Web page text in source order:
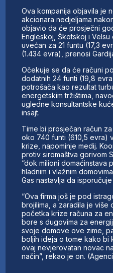
Ova kompanija objavila je
akcionara nedjeljama
objavio da će prosječni
Engleskoj, Škotskoj i Velsu
uvećan za 21 funtu (17,3
(1.434 evra), prenosi
Očekuje se da će računi
dodatnih 24 funti (19,8
potrošača kao rezultat
energetskim tržištima,
ugledne konsultantske
insajt.
Time bi prosječan račun
oko 740 funti (610,5 evra)
krize, napominje medij.
protiv siromaštva gorivom
“dok milioni domaćinstava
hladnim i vlažnim
Gas nastavlja da
“Ova firma još je pod
brojilima, a zaradila je više
početka krize računa za
bore s dugovima za
svoje domove ove zime,
boljih ideja o tome kako bi
ovaj nevjerovatan novac
način”, rekao je on.